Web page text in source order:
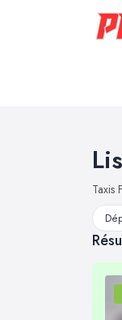
Taxis